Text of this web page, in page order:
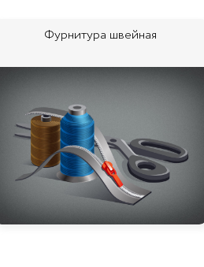
Фурнитура швейная